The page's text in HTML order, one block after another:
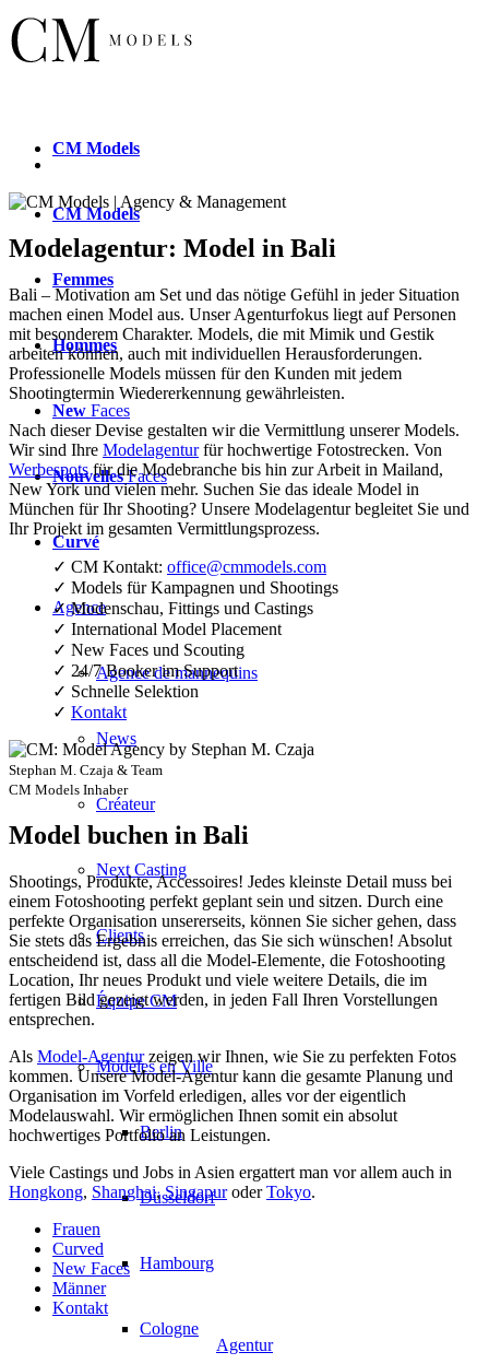
CM Models
CMModels
Femmes
Hommes
New Faces
NouvellesFaces
Curvé
Agence
Agence de mannequins
News
Créateur
Next Casting
Clients
Équipe CM
Modèles en Ville
Berlin
Düsseldorf
Hambourg
Cologne
Modelagentur: Model in Bali
Bali – Motivation am Set und das nötige Gefühl in jeder Situation
machen einen Model aus. Unser Agenturfokus liegt auf Personen
mit besonderem Charakter. Models, die mit Mimik und Gestik
arbeiten können, auch mit individuellen Herausforderungen.
Professionelle Models müssen für den Kunden mit jedem
Shootingtermin Wiedererkennung gewährleisten.
Nach dieser Devise gestalten wir die Vermittlung unserer Models.
Wir sind Ihre Modelagenturfür hochwertige Fotostrecken. Von
Werbespotsfür die Modebranche bis hin zur Arbeit in Mailand,
New York und vielen mehr. Suchen Sie das ideale Model in
München für Ihr Shooting? Unsere Modelagentur begleitet Sie und
Ihr Projekt im gesamten Vermittlungsprozess.
✓ CM Kontakt: office@cmmodels.com
✓ Models für Kampagnen und Shootings
✓ Modenschau, Fittings und Castings
✓ International Model Placement
✓ New Faces und Scouting
✓ 24/7 Booker im Support
✓ Schnelle Selektion
✓ Kontakt
Stephan M. Czaja & Team
CM Models Inhaber
Model buchen in Bali
Shootings, Produkte, Accessoires! Jedes kleinste Detail muss bei
einem Fotoshooting perfekt geplant sein und sitzen. Durch eine
perfekte Organisation unsererseits, können Sie sicher gehen, dass
Sie stets das Ergebnis erreichen, das Sie sich wünschen! Absolut
entscheidend ist, dass all die Model-Elemente, die Fotoshooting
Location, Ihr neues Produkt und viele weitere Details, die im
fertigen Bild gezeigt werden, in jeden Fall Ihren Vorstellungen
entsprechen.
Als Model-Agenturzeigen wir Ihnen, wie Sie zu perfekten Fotos
kommen. Unsere Model-Agentur kann die gesamte Planung und
Organisation im Vorfeld erledigen, alles vor der eigentlich
Modelauswahl. Wir ermöglichen Ihnen somit ein absolut
hochwertiges Portfolio an Leistungen.
Viele Castings und Jobs in Asien ergattert man vor allem auch in
Hongkong, Shanghai,SingapuroderTokyo.
Frauen
Curved
New Faces
Männer
Kontakt
Agentur